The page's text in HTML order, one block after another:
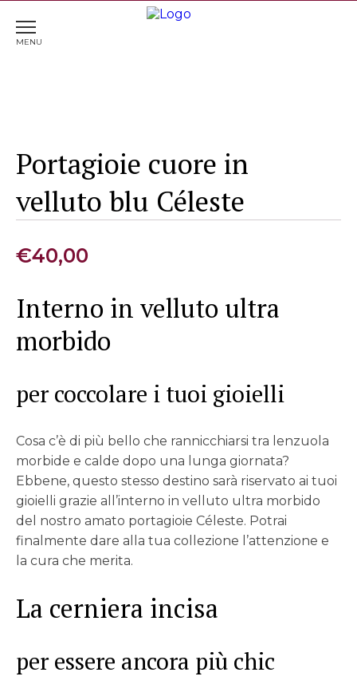
Home Porta gioielli & Porta orologi
cuore in velluto blu Céleste
Portagioie cuore in
velluto blu Céleste
€40,00
Interno in velluto ultra
morbido
per coccolare i tuoi gioielli
Cosa c’è di più bello che rannicchiarsi tra lenzuola
morbide e calde dopo una lunga giornata?
Ebbene, questo stesso destino sarà riservato ai tuoi
gioielli grazie all’interno in velluto ultra morbido
del nostro amato portagioie Céleste. Potrai
finalmente dare alla tua collezione l’attenzione e
la cura che merita.
La cerniera incisa
per essere ancora più chic